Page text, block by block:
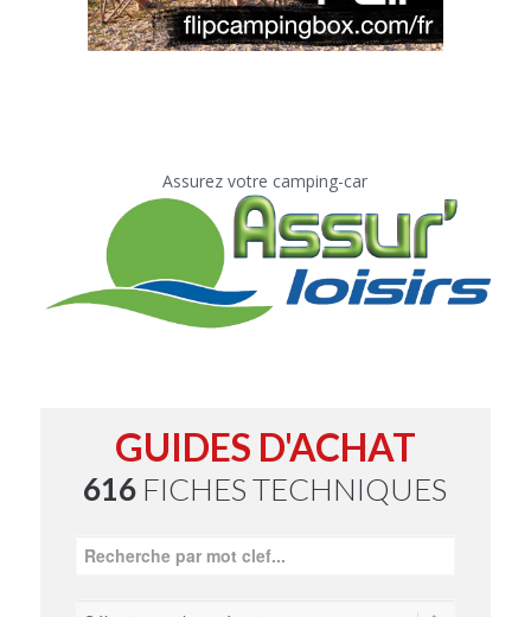
Assurez votre camping-car
GUIDES D'ACHAT
616 FICHES TECHNIQUES